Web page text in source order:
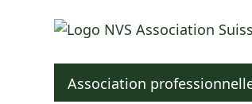
NVS
aller
Association